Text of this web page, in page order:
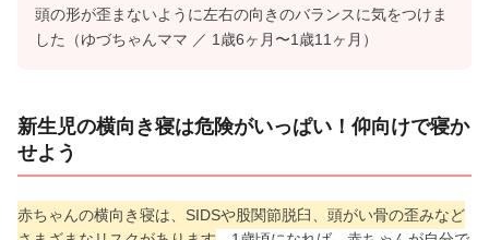
頭の形が歪まないように左右の向きのバランスに気をつけま
した（ゆづちゃんママ ／ 1歳6ヶ月〜1歳11ヶ月）
新生児の横向き寝は危険がいっぱい！仰向けで寝か
せよう
赤ちゃんの横向き寝は、SIDSや股関節脱臼、頭がい骨の歪みなど